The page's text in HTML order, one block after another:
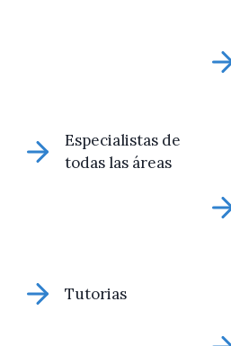
Especialistas de
todas las áreas
Tutorias